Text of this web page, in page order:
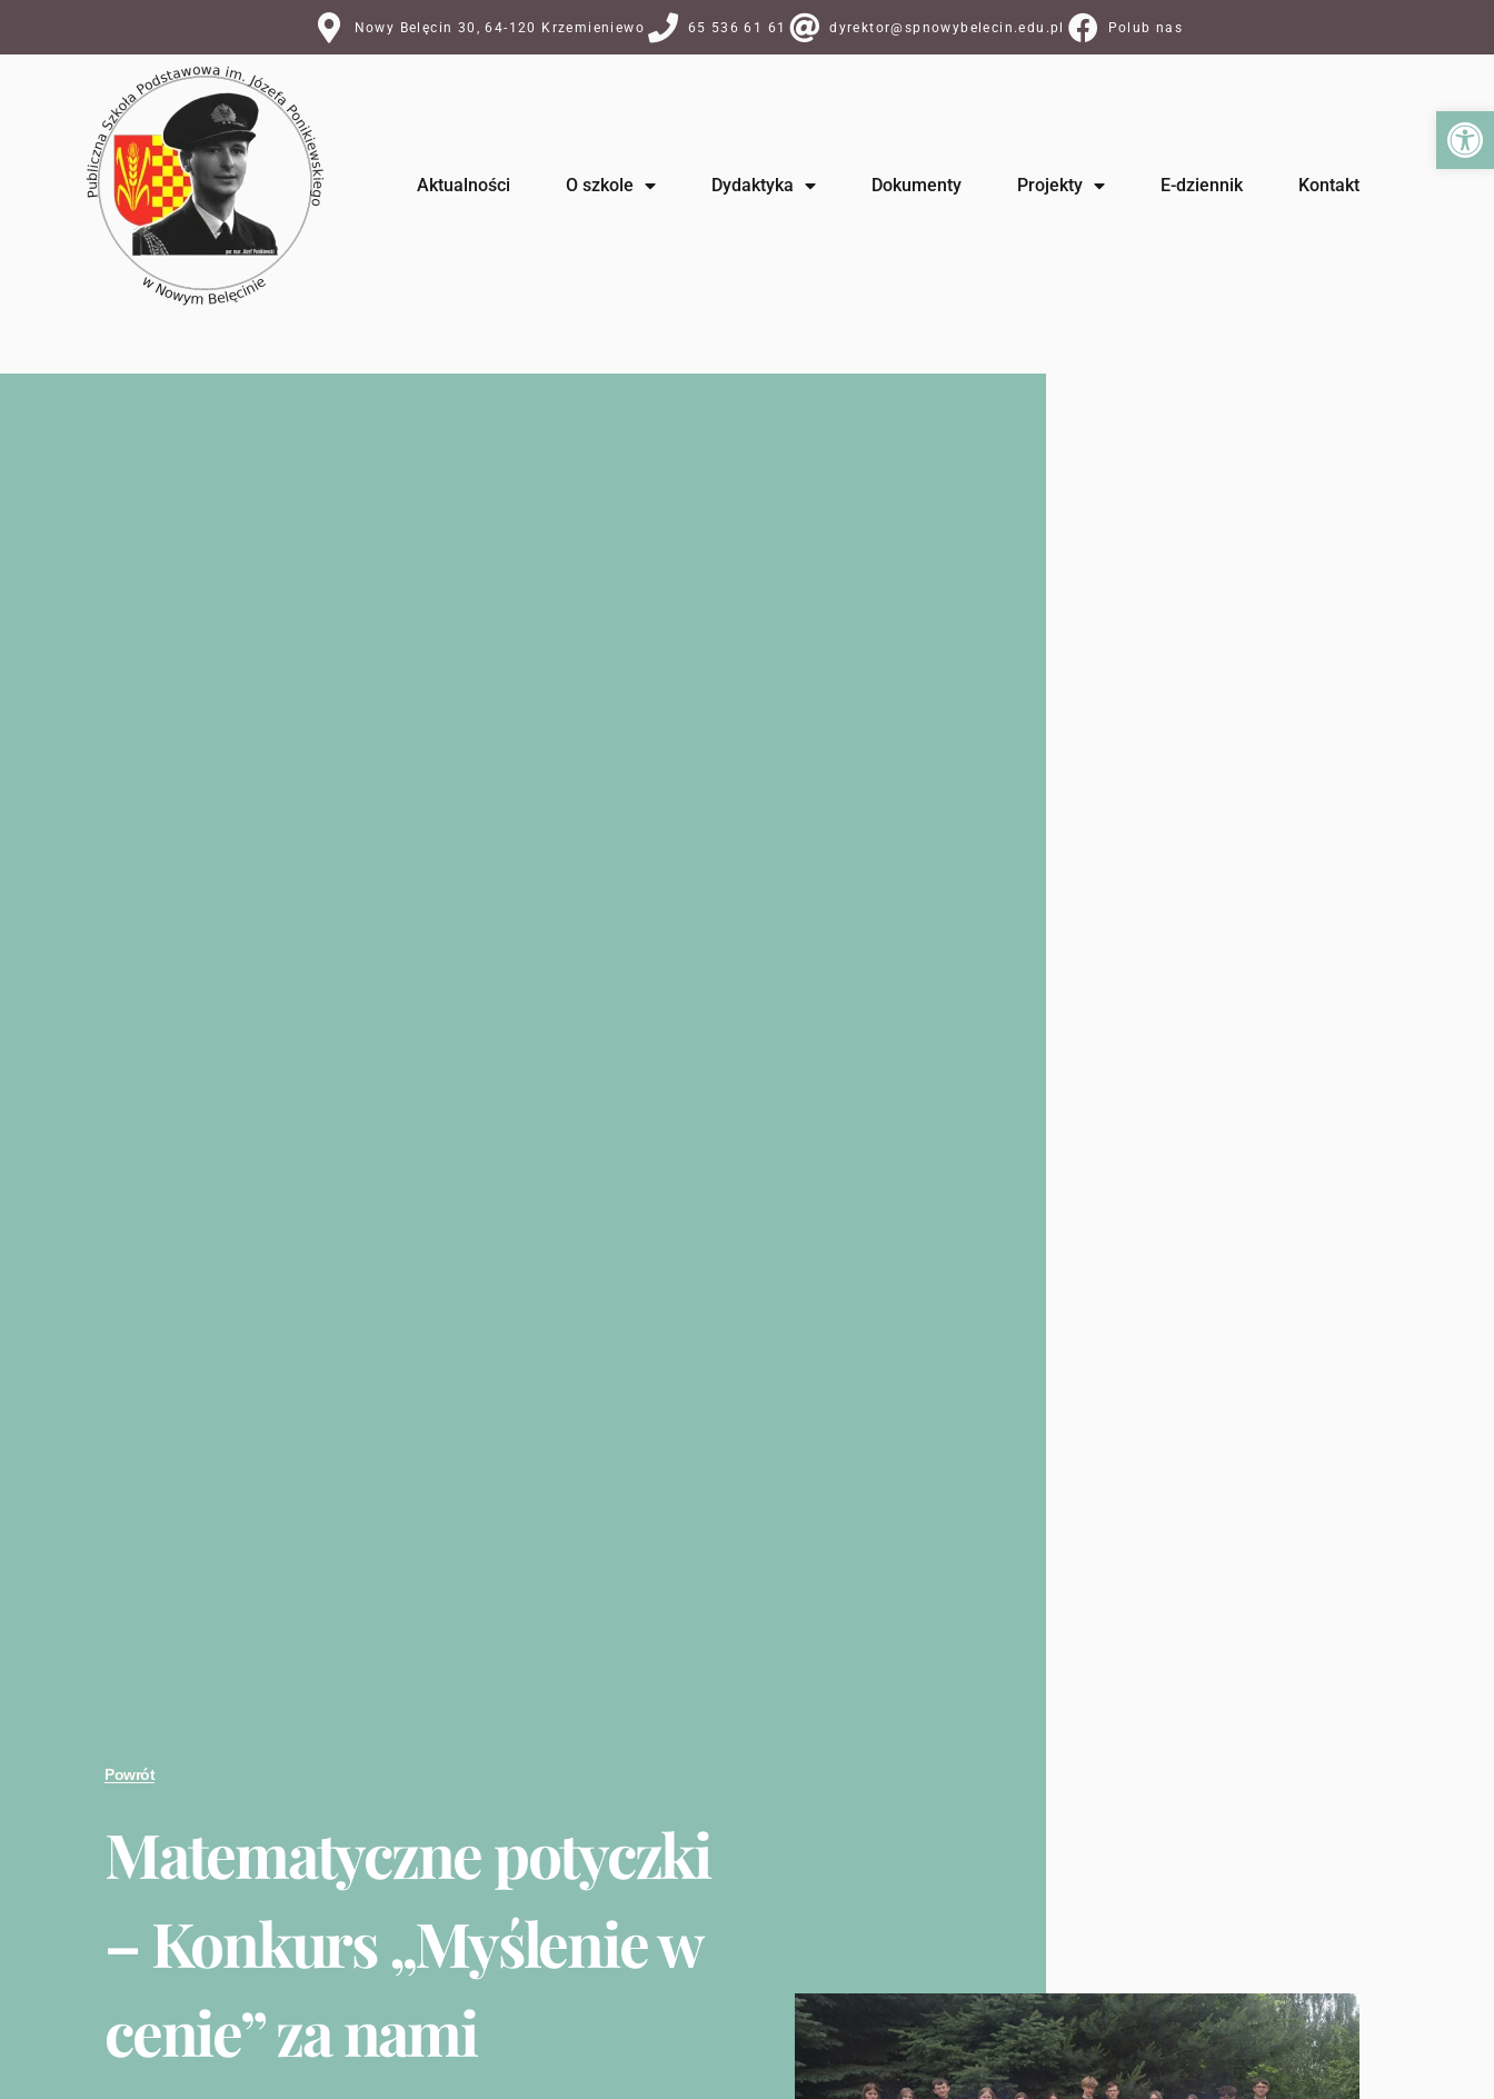
Nowy Belęcin 30, 64-120 Krzemieniewo 65 536 61 61 dyrektor@spnowybelecin.edu.pl Polub nas
Aktualności O szkole Dydaktyka Dokumenty Projekty E-dziennik Kontakt
Powrót
Matematyczne potyczki
– Konkurs „Myślenie w
cenie” za nami